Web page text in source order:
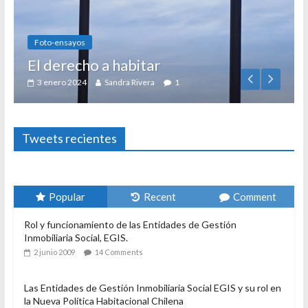
Foto-ensayos
El derecho a habitar
3 enero 2024 Sandra Rivera 1
Tweets recientes
Popular Recent Comment
Rol y funcionamiento de las Entidades de Gestión
Inmobiliaria Social, EGIS.
2 junio 2009 14 Comments
Las Entidades de Gestión Inmobiliaria Social EGIS y su rol en
la Nueva Política Habitacional Chilena